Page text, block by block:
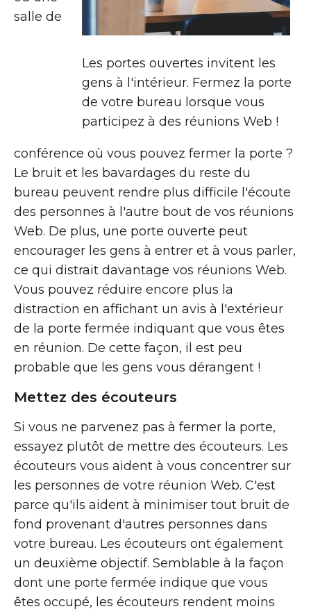
Les portes ouvertes invitent les
gens à l'intérieur. Fermez la porte
de votre bureau lorsque vous
participez à des réunions Web !
salle de
conférence où vous pouvez fermer la porte ?
Le bruit et les bavardages du reste du
bureau peuvent rendre plus difficile l'écoute
des personnes à l'autre bout de vos réunions
Web. De plus, une porte ouverte peut
encourager les gens à entrer et à vous parler,
ce qui distrait davantage vos réunions Web.
Vous pouvez réduire encore plus la
distraction en affichant un avis à l'extérieur
de la porte fermée indiquant que vous êtes
en réunion. De cette façon, il est peu
probable que les gens vous dérangent !
Mettez des écouteurs
Si vous ne parvenez pas à fermer la porte,
essayez plutôt de mettre des écouteurs. Les
écouteurs vous aident à vous concentrer sur
les personnes de votre réunion Web. C'est
parce qu'ils aident à minimiser tout bruit de
fond provenant d'autres personnes dans
votre bureau. Les écouteurs ont également
un deuxième objectif. Semblable à la façon
dont une porte fermée indique que vous
êtes occupé, les écouteurs rendent moins